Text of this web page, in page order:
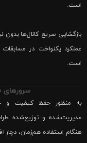
است.
عملکرد یکنواخت در
است.
سرورهای
به منظور حفظ کیفیت و
مدیریت‌شده و توزیع‌شده
هنگام استفاده هم‌زمان،